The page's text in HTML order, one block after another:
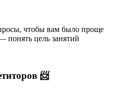
чтобы вам было проще
понять цель занятий
📨